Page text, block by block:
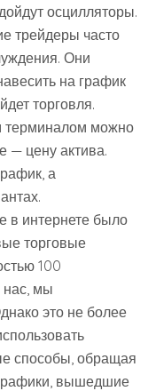
осцилляторы.
трейдеры часто
Они
на график
торговля.
терминалом можно
— цену актива.
а
в интернете было
торговые
100
нас, мы
это не более
способы, обращая
вышедшие